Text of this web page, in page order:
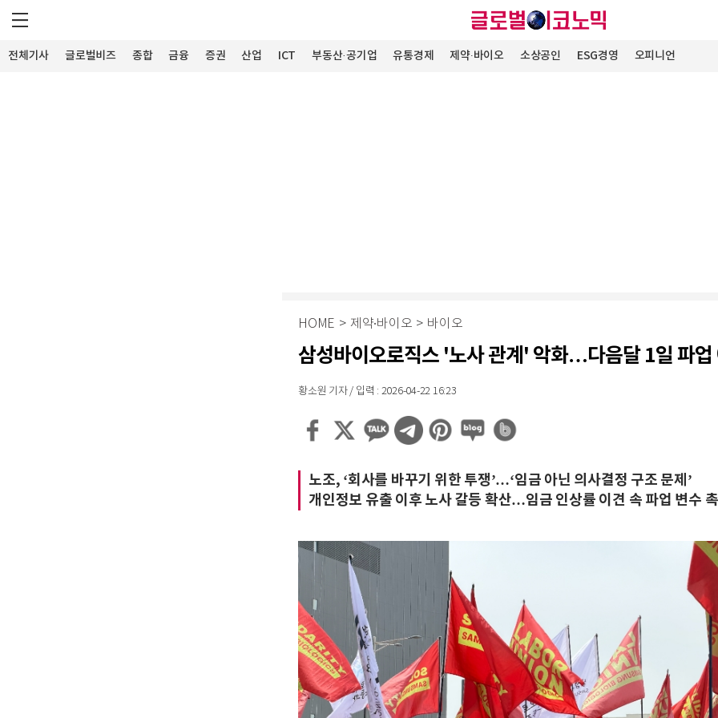
전체기사 글로벌비즈 종합 금융 증권 산업 ICT 부동산·공기업 유통경제 제약∙바이오 소상공인 ESG경영 오피니언
HOME > 제약∙바이오 > 바이오
삼성바이오로직스 '노사 관계' 악화…다음달 1일 파업
황소원 기자 / 입력 : 2026-04-22 16:23
노조, ‘회사를 바꾸기 위한 투쟁’…‘임금 아닌 의사결정 구조 문제’
개인정보 유출 이후 노사 갈등 확산…임금 인상률 이견 속 파업 변수